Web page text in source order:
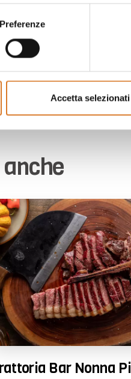
Preferenze
Accetta selezionati
Bar Nonna